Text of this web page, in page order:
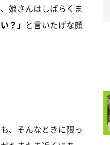
娘さんはしばらくま
？」 と言いたげな顔
、そんなときに限っ